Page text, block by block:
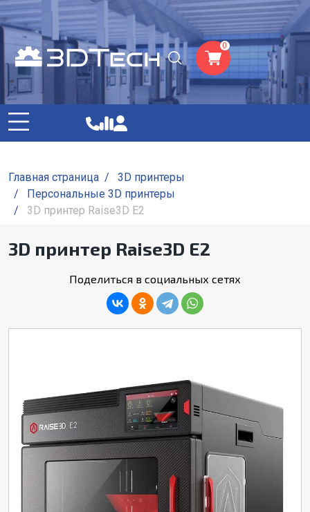
0
Главная страница /
3D принтеры
/
Персональные 3D принтеры
/
3D принтер Raise3D E2
3D принтер Raise3D E2
Поделиться в социальных сетях